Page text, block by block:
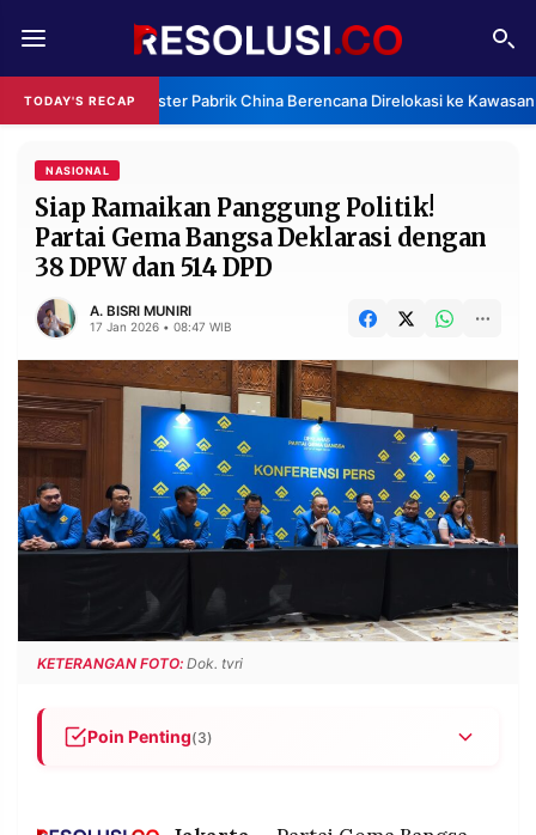
TODAY'S RECAPKlaster Pabrik China Berencana Direlokasi ke Kawasan
REDAKSI TENTANG
RESOLUSI IKLAN
RUBRIKASI
EDITORIAL AKSARA
FINANSIA PERSONA
DAERAH NASIONAL
MANCA SPORT
INFORMASI
PRIVACY
POLICY
BERITA
WARGA
KIRIM
PENGADUAN TERM
NASIONAL
Siap Ramaikan Panggung Politik!
Partai Gema Bangsa Deklarasi dengan
38 DPW dan 514 DPD
A. BISRI MUNIRI
17 Jan 2026 • 08:47 WIB
KETERANGAN FOTO: Dok. tvri
Poin Penting(3)